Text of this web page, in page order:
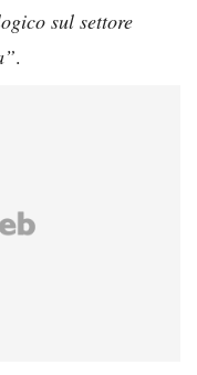
sul settore
.